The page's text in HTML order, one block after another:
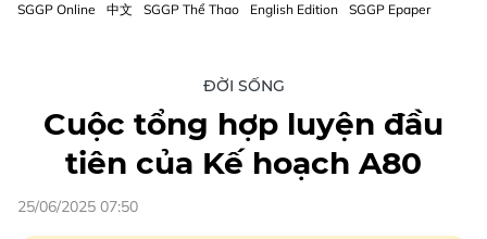
SGGP Online 中文 SGGP Thể Thao English Edition SGGP Epaper
ĐỜI SỐNG
Cuộc tổng hợp luyện đầu
tiên của Kế hoạch A80
25/06/2025 07:50